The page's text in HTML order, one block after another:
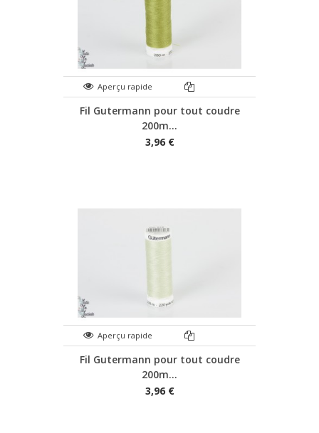
Aperçu rapide
Fil Gutermann pour tout coudre
200m...
3,96 €
Aperçu rapide
Fil Gutermann pour tout coudre
200m...
3,96 €